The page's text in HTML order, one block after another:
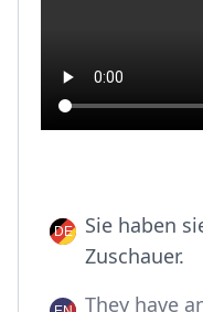
Sie haben
Zuschauer.
They have